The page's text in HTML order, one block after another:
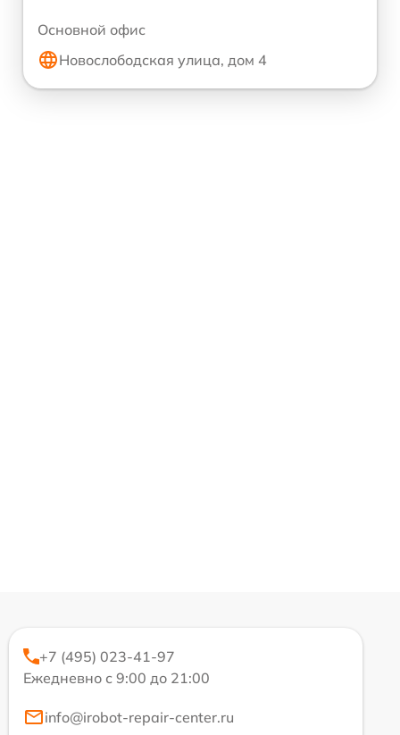
Основной офис
Новослободская улица, дом 4
+7 (495) 023-41-97
Ежедневно с 9:00 до 21:00
info@irobot-repair-center.ru